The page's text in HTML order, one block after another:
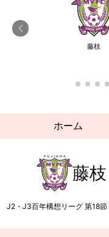
藤枝
ホーム
藤枝
J2・J3百年構想リーグ 第18節